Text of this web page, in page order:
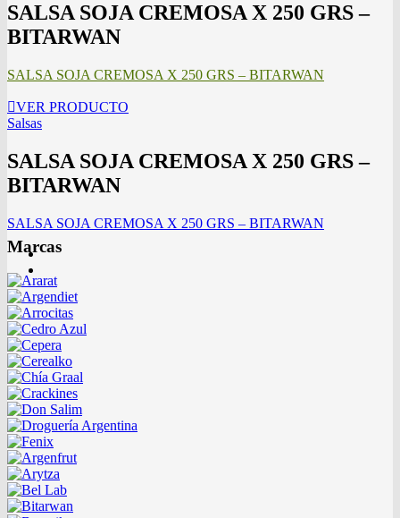
SALSA SOJA CREMOSA X 250 GRS –
BITARWAN
SALSA SOJA CREMOSA X 250 GRS – BITARWAN
VER PRODUCTO
Salsas
SALSA SOJA CREMOSA X 250 GRS –
BITARWAN
SALSA SOJA CREMOSA X 250 GRS – BITARWAN
Marcas